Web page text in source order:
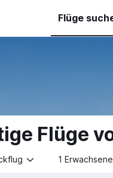
Flüge
Flüge
1